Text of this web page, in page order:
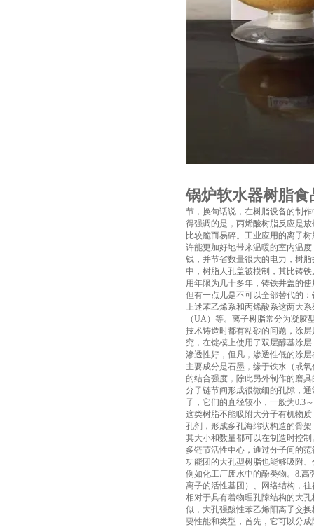
锅炉软水器树脂
节，换句话说，在树脂设备的制
得强调的是，丙烯酸树脂反应是
比较脆而易碎。工业应用的离子
许能更加好地带来温暖的室内温
钱，并节省数量很大的电力，树
中，树脂人孔盖被模制，其比铸
用年限为几十多年，铸铁井盖的
但有一点儿是不可以全部替代的
上述苯乙烯系和丙烯酸系这两大
（UA）等。离子树脂常分为凝
技术铸造时都有粘砂的问题，涂
究，在锭模上使用了双层醇基涂
渗透性好，但凡，渗透性低的涂
主要成分是石墨，缘于铁水（或
的结合强度，除此另外制作的磨
分子链节间形成很微细的孔隙，通
子，它们的直径较小，一般为0.3
这类树脂不能吸附大分子有机物
孔剂，形成多孔海绵状构造的骨
其大小和数量都可以在制造时控
多链节活性中心，通过分子间的
功能团的大孔型树脂也能够吸附
例如化工厂废水中的酚类物。8.
离子的活性基团）、网络结构，
相对于具有着物理孔隙结构的大
似，大孔强酸性苯乙烯阳离子交
要性能和类型，首先，它可以分